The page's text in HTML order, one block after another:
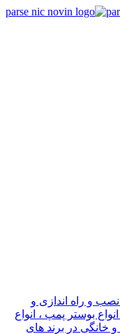
و راه اندازی و
بوستر پمپ ، انواع
خانگی در برند های